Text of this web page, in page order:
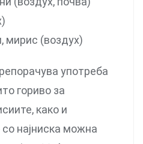
мирис (воздух)
употреба
гориво за
како и
најниска можна